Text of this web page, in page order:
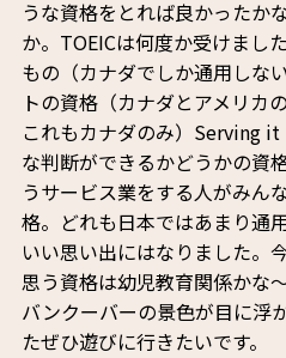
うな資格をとれば良かったか
か。TOEICは何度か受けまし
もの（カナダでしか通用しな
トの資格（カナダとアメリカ
これもカナダのみ）Serving
な判断ができるかどうかの資
うサービス業をする人がみん
格。どれも日本ではあまり通
いい思い出にはなりました。
思う資格は幼児教育関係かな
バンクーバーの景色が目に浮
たぜひ遊びに行きたいです。